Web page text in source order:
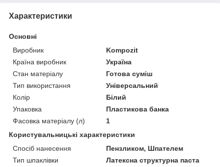
Характеристики
Основні
Виробник
Kompozit
Країна виробник
Україна
Стан матеріалу
Готова суміш
Тип використання
Універсальний
Колір
Білий
Упаковка
Пластикова банка
Фасовка матеріалу (л)
1
Користувальницькі характеристики
Спосіб нанесення
Пензликом, Шпателем
Тип шпаклівки
Латексна структурна паста